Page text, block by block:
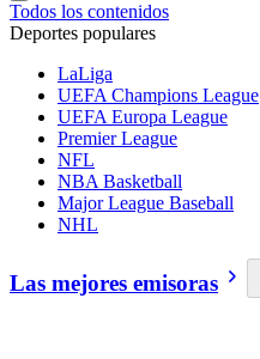
Todos los contenidos
Deportes populares
LaLiga
UEFA Champions League
UEFA Europa League
Premier League
NFL
NBA Basketball
Major League Baseball
NHL
Las mejores emisoras